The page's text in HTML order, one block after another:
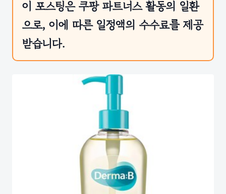
이 포스팅은 쿠팡 파트너스 활동의 일환
으로, 이에 따른 일정액의 수수료를 제공
받습니다.